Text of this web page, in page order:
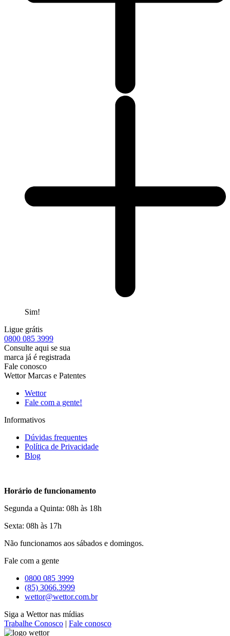
Sim!
Ligue grátis
0800 085 3999
Consulte aqui se sua
marca já é registrada
Fale conosco
Wettor Marcas e Patentes
Wettor
Fale com a gente!
Informativos
Dúvidas frequentes
Política de Privacidade
Blog
Horário de funcionamento
Segunda a Quinta: 08h às 18h
Sexta: 08h às 17h
Não funcionamos aos sábados e domingos.
Fale com a gente
0800 085 3999
(85) 3066.3999
wettor@wettor.com.br
Siga a Wettor nas mídias
Trabalhe Conosco | Fale conosco